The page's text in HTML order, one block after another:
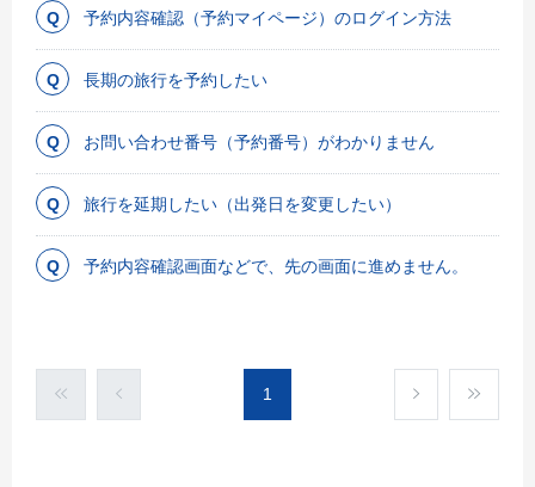
予約内容確認（予約マイページ）のログイン方法
長期の旅行を予約したい
お問い合わせ番号（予約番号）がわかりません
旅行を延期したい（出発日を変更したい）
予約内容確認画面などで、先の画面に進めません。
1